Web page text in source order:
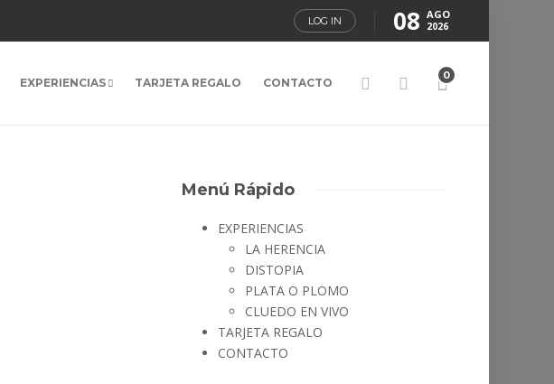
LOG IN 08 AGO
2026
EXPERIENCIAS TARJETA REGALO CONTACTO
0
Menú Rápido
EXPERIENCIAS
LA HERENCIA
DISTOPIA
PLATA O PLOMO
CLUEDO EN VIVO
TARJETA REGALO
CONTACTO